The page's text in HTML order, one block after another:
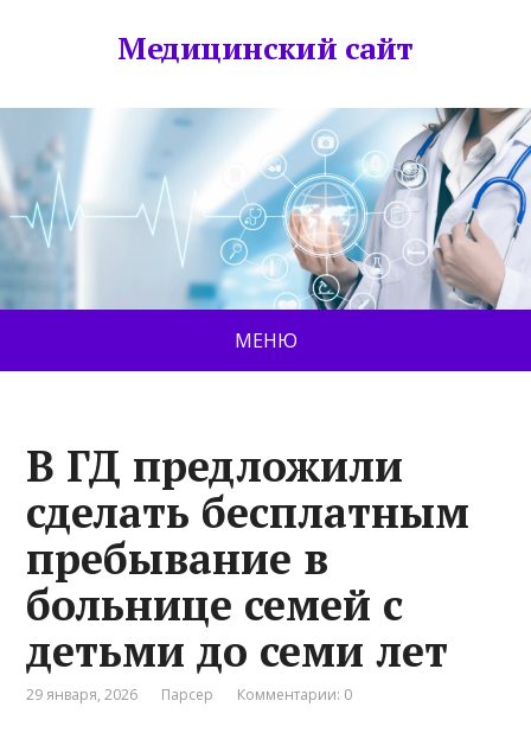
Медицинский сайт
МЕНЮ
В ГД предложили
сделать бесплатным
пребывание в
больнице семей с
детьми до семи лет
29 января, 2026 Парсер Комментарии: 0